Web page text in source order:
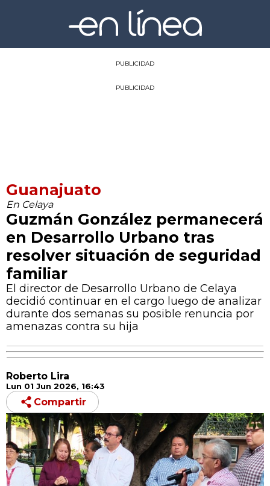
PUBLICIDAD
PUBLICIDAD
Guanajuato
En Celaya
Guzmán González permanecerá
en Desarrollo Urbano tras
resolver situación de seguridad
familiar
El director de Desarrollo Urbano de Celaya
decidió continuar en el cargo luego de analizar
durante dos semanas su posible renuncia por
amenazas contra su hija
Roberto Lira
Lun 01 Jun 2026, 16:43
Compartir